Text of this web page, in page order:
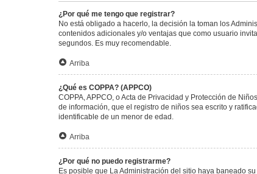
¿Por qué me tengo que registrar?
No está obligado a hacerlo, la decisión la toman los
contenidos adicionales y/o ventajas que como usuario
segundos. Es muy recomendable.
Arriba
¿Qué es COPPA? (APPCO)
COPPA, APPCO, o Acta de Privacidad y Protección de
de información, que el registro de niños sea escrito y
identificable de un menor de edad.
Arriba
¿Por qué no puedo registrarme?
Es posible que La Administración del sitio haya baneado